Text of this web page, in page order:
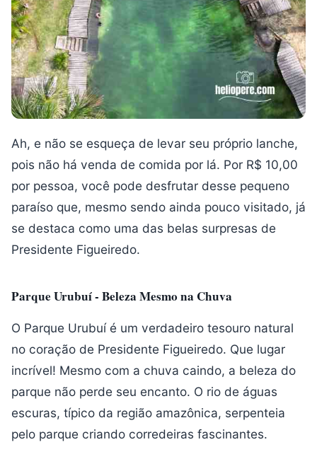
Ah, e não se esqueça de levar seu próprio lanche,
pois não há venda de comida por lá. Por R$ 10,00
por pessoa, você pode desfrutar desse pequeno
paraíso que, mesmo sendo ainda pouco visitado, já
se destaca como uma das belas surpresas de
Presidente Figueiredo.
Parque Urubuí - Beleza Mesmo na Chuva
O Parque Urubuí é um verdadeiro tesouro natural
no coração de Presidente Figueiredo. Que lugar
incrível! Mesmo com a chuva caindo, a beleza do
parque não perde seu encanto. O rio de águas
escuras, típico da região amazônica, serpenteia
pelo parque criando corredeiras fascinantes.